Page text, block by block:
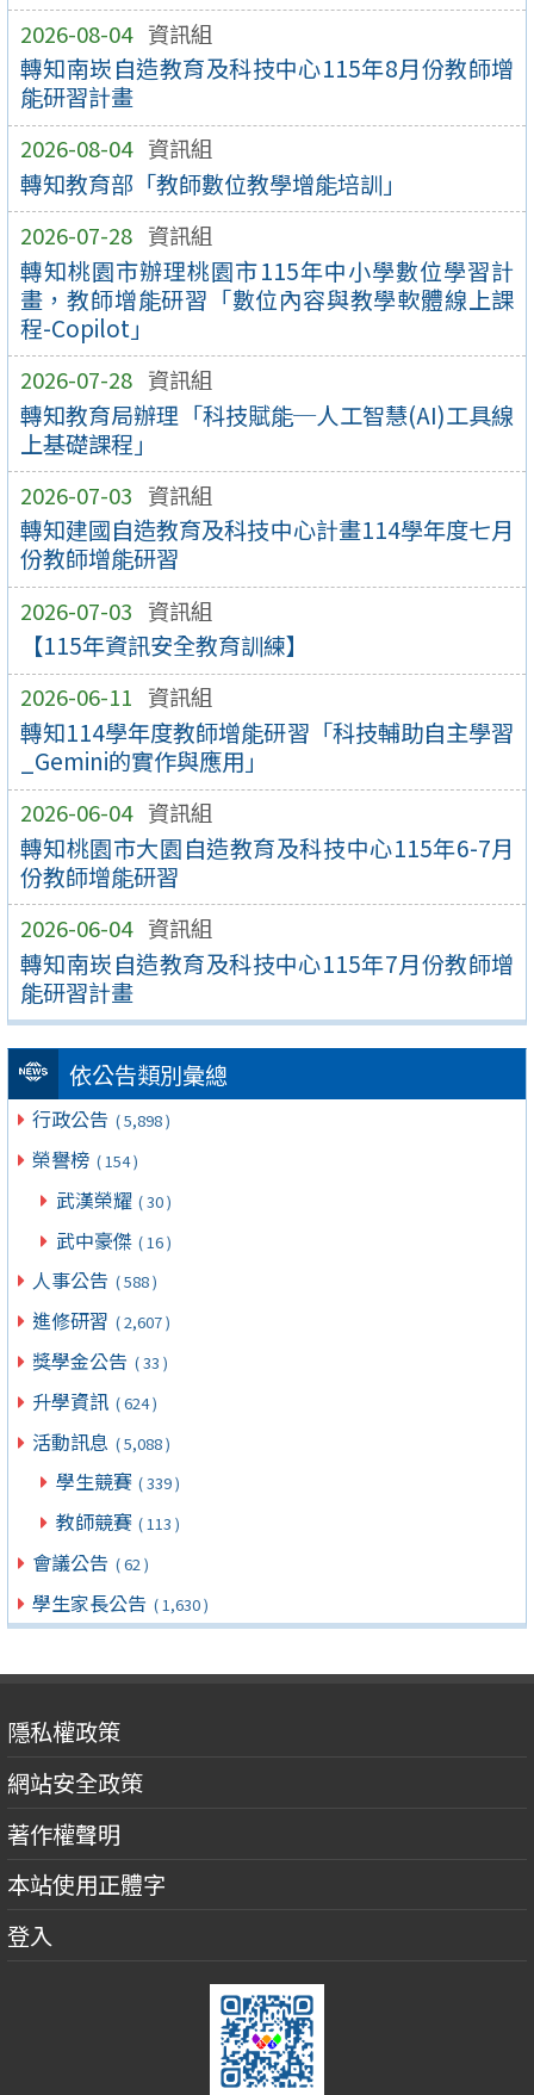
2026-08-04 資訊組
轉知南崁自造教育及科技中心115年8月份教師增
能研習計畫
2026-08-04 資訊組
轉知教育部「教師數位教學增能培訓」
2026-07-28 資訊組
轉知桃園市辦理桃園市115年中小學數位學習計
畫，教師增能研習「數位內容與教學軟體線上課
程-Copilot」
2026-07-28 資訊組
轉知教育局辦理「科技賦能─人工智慧(AI)工具線
上基礎課程」
2026-07-03 資訊組
轉知建國自造教育及科技中心計畫114學年度七月
份教師增能研習
2026-07-03 資訊組
【115年資訊安全教育訓練】
2026-06-11 資訊組
轉知114學年度教師增能研習「科技輔助自主學習
_Gemini的實作與應用」
2026-06-04 資訊組
轉知桃園市大園自造教育及科技中心115年6-7月
份教師增能研習
2026-06-04 資訊組
轉知南崁自造教育及科技中心115年7月份教師增
能研習計畫
依公告類別彙總
行政公告 ( 5,898 )
榮譽榜 ( 154 )
武漢榮耀 ( 30 )
武中豪傑 ( 16 )
人事公告 ( 588 )
進修研習 ( 2,607 )
獎學金公告 ( 33 )
升學資訊 ( 624 )
活動訊息 ( 5,088 )
學生競賽 ( 339 )
教師競賽 ( 113 )
會議公告 ( 62 )
學生家長公告 ( 1,630 )
隱私權政策
網站安全政策
著作權聲明
本站使用正體字
登入